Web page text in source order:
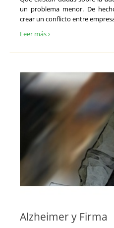
un problema menor. De
crear un conflicto entre
Leer más
Alzheimer y Firma